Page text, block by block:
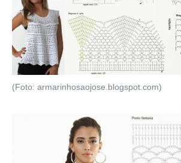
(Foto: armarinhosaojose.blogspot.com)